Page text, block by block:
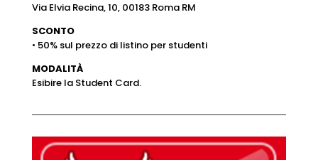
Via Elvia Recina, 10, 00183 Roma RM
SCONTO
• 50% sul prezzo di listino per studenti
MODALITÀ
Esibire la Student Card.